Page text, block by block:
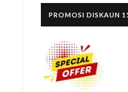
PROMOSI DISKAUN